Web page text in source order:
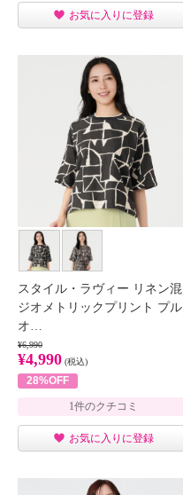
お気に入りに登録
スタイル・ラヴィー リネン混
ジオメトリックプリント プル
オ…
¥6,990
¥4,990 (税込)
28%OFF
1件のクチコミ
お気に入りに登録